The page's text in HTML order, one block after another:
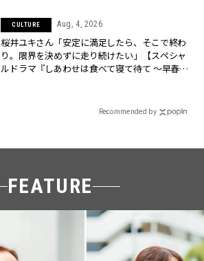
CULTURE Aug, 4, 2026
桜井ユキさん「安定に満足したら、そこで終わ
り。限界を決めずに走り続けたい」【スペシャ
ルドラマ『しあわせは食べて寝て待て ～早春の
Recommended by
FEATURE